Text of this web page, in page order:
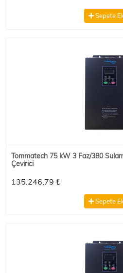
Sepete
Tommatech 75 kW 3 Faz/380
Çevirici
135.246,79 ₺
Sepete